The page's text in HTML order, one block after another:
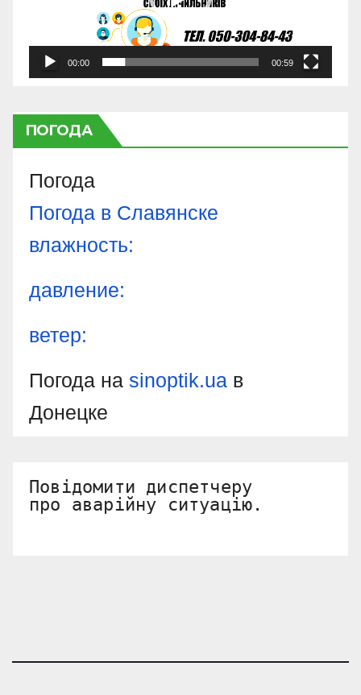
00:00 00:59
ПОГОДА
Погода
Погода в Славянске
влажность:
давление:
ветер:
Погода на sinoptik.ua в
Донецке
Повідомити диспетчеру
про аварійну ситуацію.